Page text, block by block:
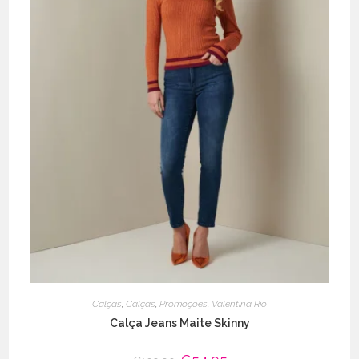
Calças Calças Promoções Valentina Rio
Calça Jeans Maite Skinny